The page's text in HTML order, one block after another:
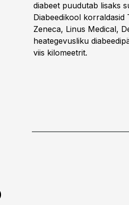
diabeet puudutab lisaks
Diabeedikool
Zeneca, Linus Medical,
heategevusliku
viis kilomeetrit.